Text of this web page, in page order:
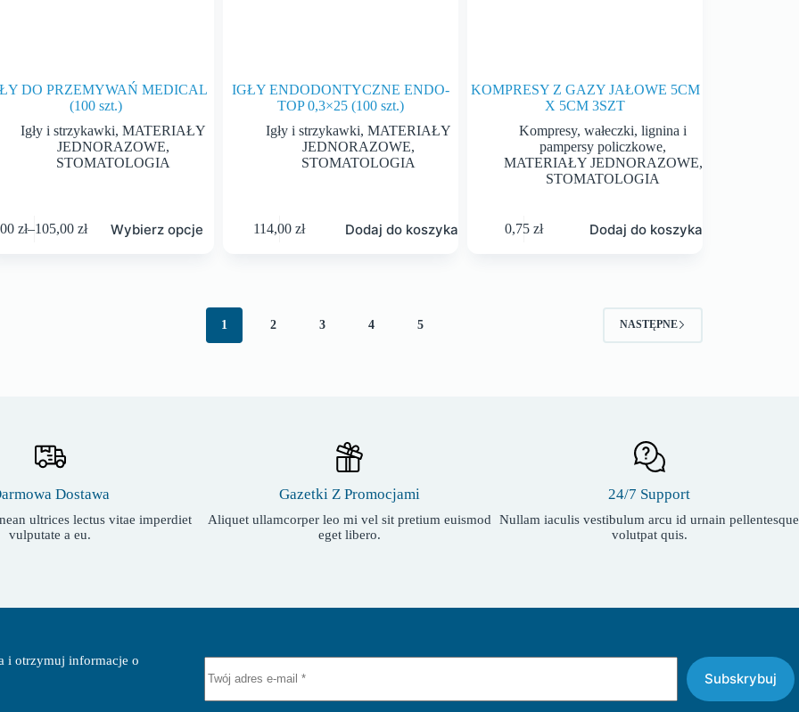
DO PRZEMYWAŃ MEDICAL
(100 szt.)
Igły i strzykawki,MATERIAŁY
JEDNORAZOWE,
STOMATOLOGIA
zł–105,00 zł Wybierz opcje
IGŁY ENDODONTYCZNE ENDO-
TOP 0,3×25 (100 szt.)
Igły i strzykawki, MATERIAŁY
JEDNORAZOWE,
STOMATOLOGIA
114,00zł Dodaj do koszyka
KOMPRESY Z GAZY JAŁOWE 5CM
X 5CM 3SZT
Kompresy, wałeczki, lignina i
pampersy policzkowe,
MATERIAŁY JEDNORAZOWE,
STOMATOLOGIA
0,75zł Dodaj do koszyka
1 2 3 4 5 NASTĘPNE
Dostawa
ultrices lectus vitae imperdiet
vulputate a eu.
Gazetki Z Promocjami
Aliquet ullamcorper leo mi vel sit pretium euismod
eget libero.
24/7 Support
Nullam iaculis vestibulum arcu id urnain pellentesque
volutpat quis.
i otrzymuj informacje o
Subskrybuj